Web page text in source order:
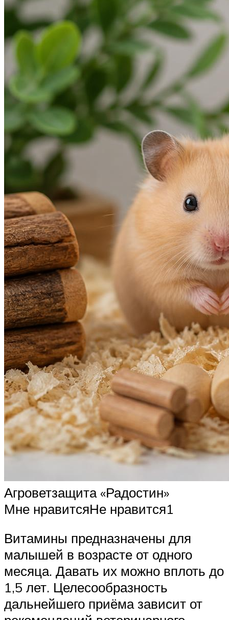
Агроветзащита «Радостин»
Мне нравитсяНе нравится1
Витамины предназначены для
малышей в возрасте от одного
месяца. Давать их можно вплоть до
1,5 лет. Целесообразность
дальнейшего приёма зависит от